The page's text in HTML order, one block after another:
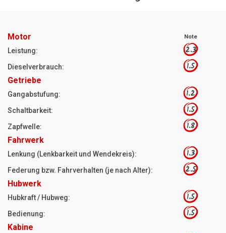
Motor Note
Leistung: 2.3
Dieselverbrauch: 1.5
Getriebe
Gangabstufung: 1.2
Schaltbarkeit: 1.5
Zapfwelle: 1.8
Fahrwerk
Lenkung (Lenkbarkeit und Wendekreis): 1.3
Federung bzw. Fahrverhalten (je nach Alter): 2.5
Hubwerk
Hubkraft / Hubweg: 1.5
Bedienung: 1.5
Kabine